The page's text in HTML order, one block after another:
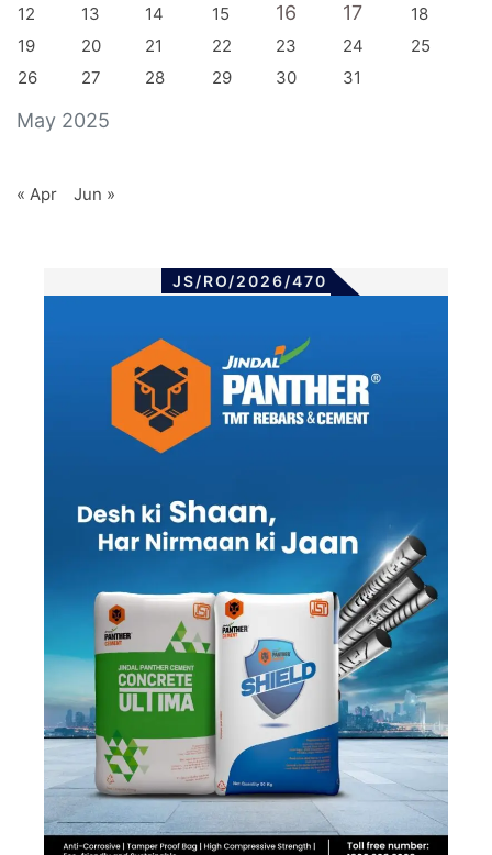
May 2025
12
13 14 15 16 17
18
19
20 21 22 23 24
25
26
27 28 29 30 31
« Apr Jun »
JS/RO/2026/470